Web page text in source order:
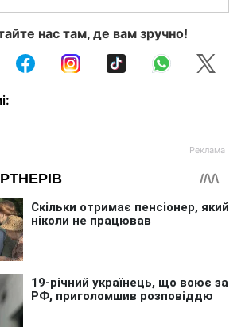
нас там, де вам зручно!